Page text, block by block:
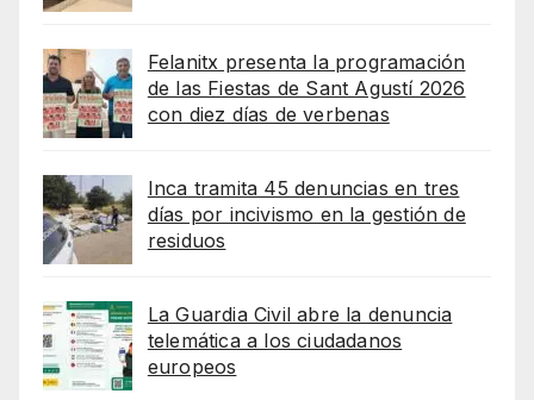
Felanitx presenta la programación
de las Fiestas de Sant Agustí 2026
con diez días de verbenas
Inca tramita 45 denuncias en tres
días por incivismo en la gestión de
residuos
La Guardia Civil abre la denuncia
telemática a los ciudadanos
europeos